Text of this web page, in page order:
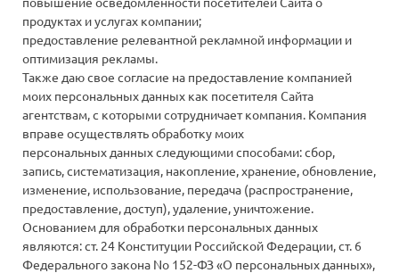
продуктах и услугах компании;
предоставление релевантной рекламной информации и
оптимизация рекламы.
Также даю свое согласие на предоставление компанией
моих персональных данных как посетителя Сайта
агентствам, с которыми сотрудничает компания. Компания
вправе осуществлять обработку моих
персональных данных следующими способами: сбор,
запись, систематизация, накопление, хранение, обновление,
изменение, использование, передача (распространение,
предоставление, доступ), удаление, уничтожение.
Основанием для обработки персональных данных
являются: ст. 24 Конституции Российской Федерации, ст. 6
Федерального закона No 152-ФЗ «О персональных данных»,